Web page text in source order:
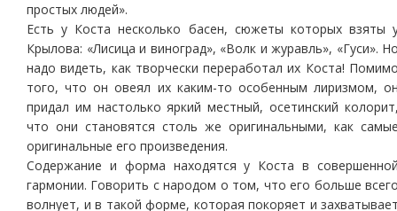
простых людей».
Есть у Коста несколько басен, сюжеты которых взяты
Крылова: «Лисица и виноград», «Волк и журавль», «Гуси».
надо видеть, как творчески переработал их Коста!
того, что он овеял их каким-то особенным лиризмом,
придал им настолько яркий местный, осетинский
что они становятся столь же оригинальными, как
оригинальные его произведения.
Содержание и форма находятся у Коста в
гармонии. Говорить с народом о том, что его больше
волнует, и в такой форме, которая покоряет и